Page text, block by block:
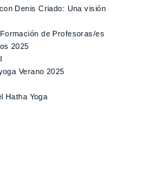
Denis Criado: Una visión
de Profesoras/es
2025
Verano 2025
Hatha Yoga